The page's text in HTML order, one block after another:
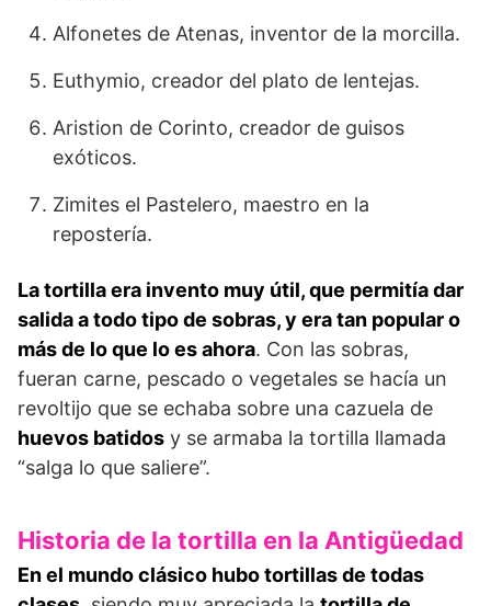
Alfonetes de Atenas, inventor de la morcilla.
Euthymio, creador del plato de lentejas.
Aristion de Corinto, creador de guisos
exóticos.
Zimites el Pastelero, maestro en la
repostería.
La tortilla era invento muy útil, que permitía dar
salida a todo tipo de sobras, y era tan popular o
más de lo que lo es ahora. Con las sobras,
fueran carne, pescado o vegetales se hacía un
revoltijo que se echaba sobre una cazuela de
huevos batidos y se armaba la tortilla llamada
“salga lo que saliere”.
Historia de la tortilla en la Antigüedad
En el mundo clásico hubo tortillas de todas